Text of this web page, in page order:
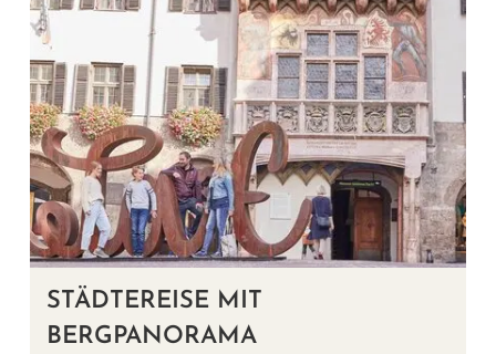
STÄDTEREISE MIT
BERGPANORAMA